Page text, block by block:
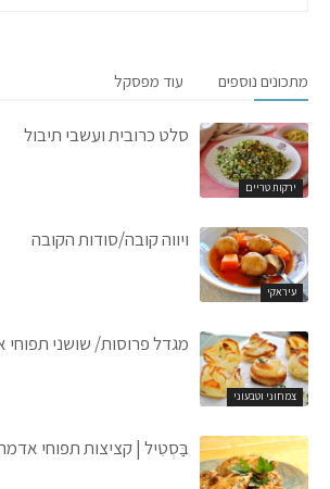
מתכונים נוספים עוד מפסקל
ירקות טריים
סלט כרובית ועשבי תיבול
עיראקי
ויווה קובה/סודות הקובה
צמחוני וטבעוני
מגדל פרוסות/ שושני
בַּסְטִיל | קציצות תפוחי